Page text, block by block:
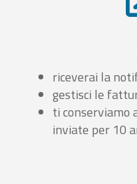
riceverai la
gestisci le
ti
inviate per 10